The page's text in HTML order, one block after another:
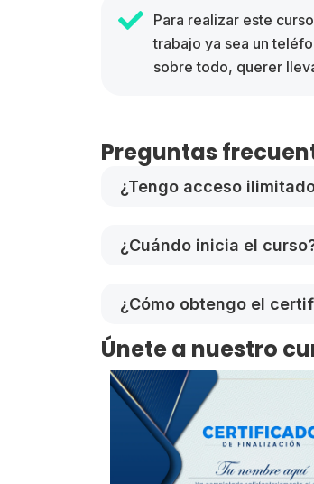
Para realizar este
trabajo ya sea un
sobre todo, querer
Preguntas
¿Tengo acceso
¿Cuándo inicia el
¿Cómo obtengo el
Únete a nuestro